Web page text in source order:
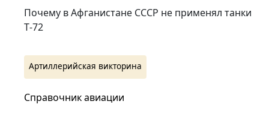
Почему в Афганистане СССР не применял танки
Т‑72
Артиллерийская викторина
Справочник авиации